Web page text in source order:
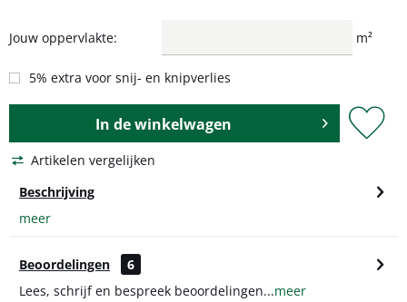
Jouw oppervlakte: m²
5% extra voor snij- en knipverlies
In dewinkelwagen
Artikelen vergelijken
Beschrijving
meer
Beoordelingen
6
Lees, schrijf en bespreek beoordelingen...meer